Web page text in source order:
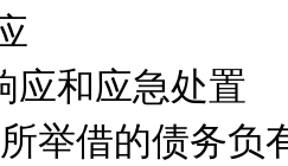
和应急处置
借的债务负有